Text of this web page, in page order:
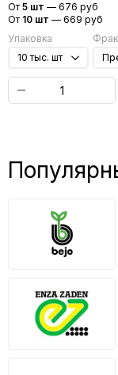
От 5 шт — 676 руб
От 10 шт — 669 руб
Упаковка